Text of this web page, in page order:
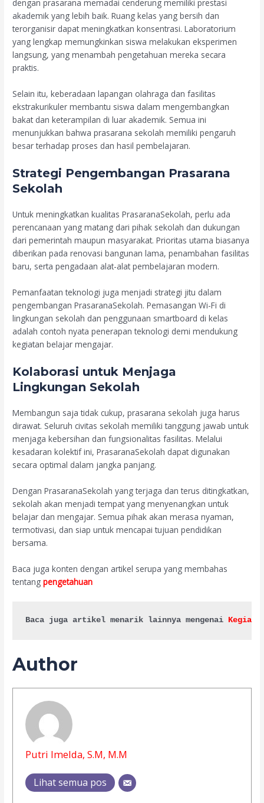
dengan prasarana memadai cenderung memiliki prestasi
akademik yang lebih baik. Ruang kelas yang bersih dan
terorganisir dapat meningkatkan konsentrasi. Laboratorium
yang lengkap memungkinkan siswa melakukan eksperimen
langsung, yang menambah pengetahuan mereka secara
praktis.
Selain itu, keberadaan lapangan olahraga dan fasilitas
ekstrakurikuler membantu siswa dalam mengembangkan
bakat dan keterampilan di luar akademik. Semua ini
menunjukkan bahwa prasarana sekolah memiliki pengaruh
besar terhadap proses dan hasil pembelajaran.
Strategi Pengembangan Prasarana
Sekolah
Untuk meningkatkan kualitas PrasaranaSekolah, perlu ada
perencanaan yang matang dari pihak sekolah dan dukungan
dari pemerintah maupun masyarakat. Prioritas utama biasanya
diberikan pada renovasi bangunan lama, penambahan fasilitas
baru, serta pengadaan alat-alat pembelajaran modern.
Pemanfaatan teknologi juga menjadi strategi jitu dalam
pengembangan PrasaranaSekolah. Pemasangan Wi-Fi di
lingkungan sekolah dan penggunaan smartboard di kelas
adalah contoh nyata penerapan teknologi demi mendukung
kegiatan belajar mengajar.
Kolaborasi untuk Menjaga
Lingkungan Sekolah
Membangun saja tidak cukup, prasarana sekolah juga harus
dirawat. Seluruh civitas sekolah memiliki tanggung jawab untuk
menjaga kebersihan dan fungsionalitas fasilitas. Melalui
kesadaran kolektif ini, PrasaranaSekolah dapat digunakan
secara optimal dalam jangka panjang.
Dengan PrasaranaSekolah yang terjaga dan terus ditingkatkan,
sekolah akan menjadi tempat yang menyenangkan untuk
belajar dan mengajar. Semua pihak akan merasa nyaman,
termotivasi, dan siap untuk mencapai tujuan pendidikan
bersama.
Baca juga konten dengan artikel serupa yang membahas
tentangpengetahuan
Baca juga artikel menarik lainnya mengenai
Author
Putri Imelda, S.M, M.M
Lihat semua pos